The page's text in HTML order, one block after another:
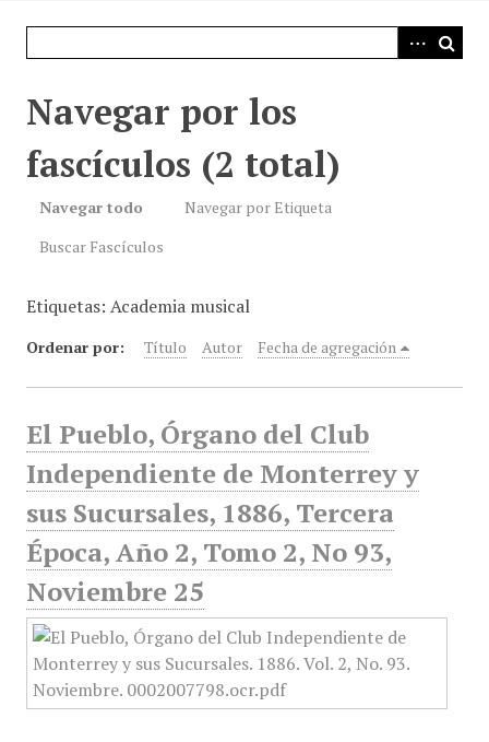
Navegar por los
fascículos (2 total)
Navegar todo
Navegar por Etiqueta
Buscar Fascículos
Etiquetas: Academia musical
Ordenar por: Título Autor Fecha de agregación
El Pueblo, Órgano del Club
Independiente de Monterrey y
sus Sucursales, 1886, Tercera
Época, Año 2, Tomo 2, No 93,
Noviembre 25